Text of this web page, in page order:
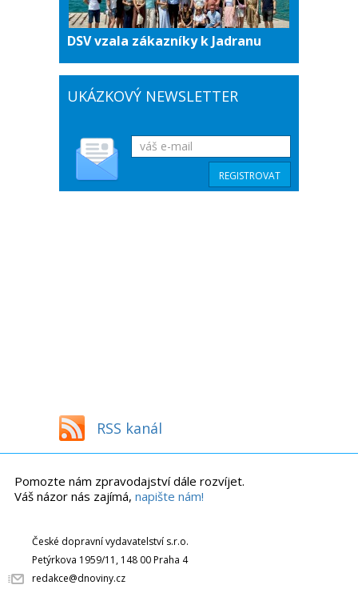
DSV vzala zákazníky k Jadranu
UKÁZKOVÝ NEWSLETTER
RSS kanál
Pomozte nám zpravodajství dále rozvíjet.
Váš názor nás zajímá, napište nám!
České dopravní vydavatelství s.r.o.
Petýrkova 1959/11, 148 00 Praha 4
redakce@dnoviny.cz